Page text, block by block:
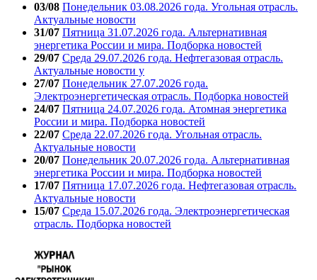
03/08 Понедельник 03.08.2026 года. Угольная отрасль.
Актуальные новости
31/07 Пятница 31.07.2026 года. Альтернативная
энергетика России и мира. Подборка новостей
29/07 Среда 29.07.2026 года. Нефтегазовая отрасль.
Актуальные новости у
27/07 Понедельник 27.07.2026 года.
Электроэнергетическая отрасль. Подборка новостей
24/07 Пятница 24.07.2026 года. Атомная энергетика
России и мира. Подборка новостей
22/07 Среда 22.07.2026 года. Угольная отрасль.
Актуальные новости
20/07 Понедельник 20.07.2026 года. Альтернативная
энергетика России и мира. Подборка новостей
17/07 Пятница 17.07.2026 года. Нефтегазовая отрасль.
Актуальные новости
15/07 Среда 15.07.2026 года. Электроэнергетическая
отрасль. Подборка новостей